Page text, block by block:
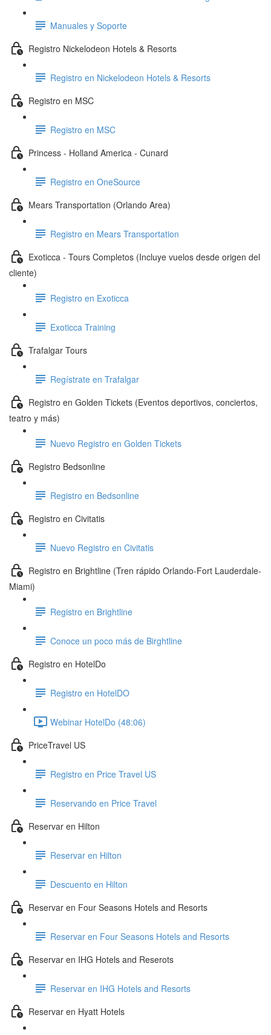
Manuales y Soporte
Registro Nickelodeon Hotels & Resorts
Registro en Nickelodeon Hotels & Resorts
Registro en MSC
Registro en MSC
Princess - Holland America - Cunard
Registro en OneSource
Mears Transportation (Orlando Area)
Registro en Mears Transportation
Exoticca - Tours Completos (Incluye vuelos desde origen del
cliente)
Registro en Exoticca
Exoticca Training
Trafalgar Tours
Regístrate en Trafalgar
Registro en Golden Tickets (Eventos deportivos, conciertos,
teatro y más)
Nuevo Registro en Golden Tickets
Registro Bedsonline
Registro en Bedsonline
Registro en Civitatis
Nuevo Registro en Civitatis
Registro en Brightline (Tren rápido Orlando-Fort Lauderdale-
Miami)
Registro en Brightline
Conoce un poco más de Birghtline
Registro en HotelDo
Registro en HotelDO
Webinar HotelDo (48:06)
PriceTravel US
Registro en Price Travel US
Reservando en Price Travel
Reservar en Hilton
Reservar en Hilton
Descuento en Hilton
Reservar en Four Seasons Hotels and Resorts
Reservar en Four Seasons Hotels and Resorts
Reservar en IHG Hotels and Reserots
Reservar en IHG Hotels and Resorts
Reservar en Hyatt Hotels